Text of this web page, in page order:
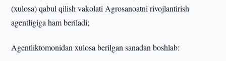
(xulosa) qabul qilish vakolati Agrosanoatni rivojlantirish
agentligiga ham beriladi;
Agentliktomonidan xulosa berilgan sanadan boshlab: